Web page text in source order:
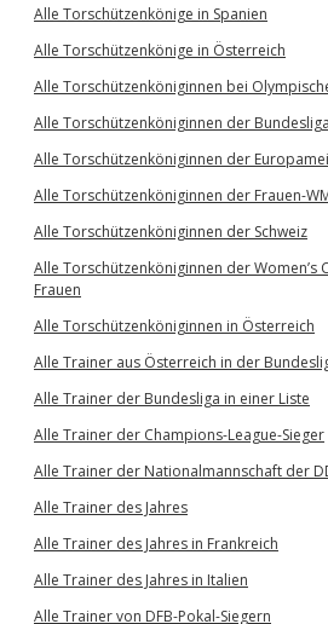
Alle Torschützenkönige in Spanien
Alle Torschützenkönige in Österreich
Alle Torschützenköniginnen bei
Alle Torschützenköniginnen der
Alle Torschützenköniginnen der
Alle Torschützenköniginnen der Frauen-
Alle Torschützenköniginnen der Schweiz
Alle Torschützenköniginnen der Women’s
Frauen
Alle Torschützenköniginnen in Österreich
Alle Trainer aus Österreich in der
Alle Trainer der Bundesliga in einer Liste
Alle Trainer der Champions-League-Sieger
Alle Trainer der Nationalmannschaft der
Alle Trainer des Jahres
Alle Trainer des Jahres in Frankreich
Alle Trainer des Jahres in Italien
Alle Trainer von DFB-Pokal-Siegern